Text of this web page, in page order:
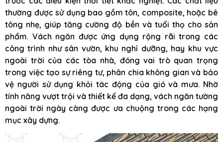
thường được sử dụng bao gồm tôn, composite, hoặc bê
tông nhẹ, giúp tăng cường độ bền và tuổi thọ cho sản
phẩm. Vách ngăn được ứng dụng rộng rãi trong các
công trình như sân vườn, khu nghỉ dưỡng, hay khu vực
ngoài trời của các tòa nhà, đóng vai trò quan trọng
trong việc tạo sự riêng tư, phân chia không gian và bảo
vệ người sử dụng khỏi tác động của gió và mưa. Nhờ
tính năng vượt trội và thiết kế đa dạng, vách ngăn tường
ngoài trời ngày càng được ưa chuộng trong các hạng
mục xây dựng.